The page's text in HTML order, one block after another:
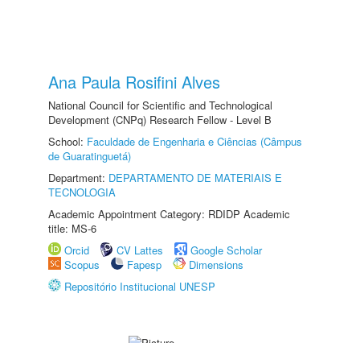
Ana Paula Rosifini Alves
National Council for Scientific and Technological
Development (CNPq) Research Fellow - Level B
School: Faculdade de Engenharia e Ciências (Câmpus
de Guaratinguetá)
Department: DEPARTAMENTO DE MATERIAIS E
TECNOLOGIA
Academic Appointment Category: RDIDP Academic
title: MS-6
Orcid
CV Lattes
Google Scholar
Scopus
Fapesp
Dimensions
Repositório Institucional UNESP